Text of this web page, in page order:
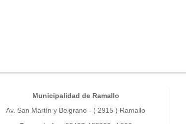
Municipalidad de Ramallo
Av. San Martín y Belgrano - ( 2915 ) Ramallo